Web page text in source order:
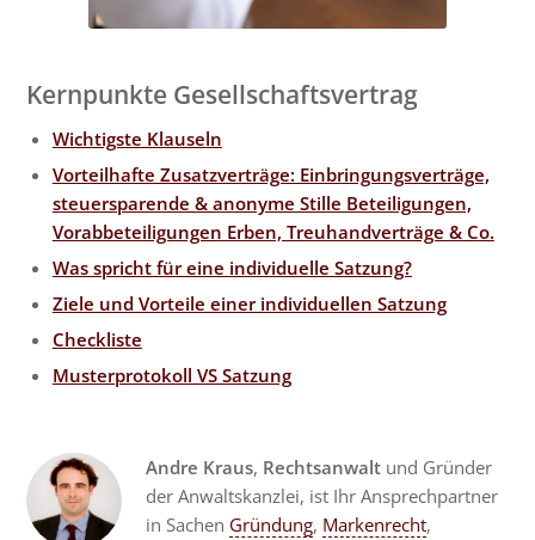
Kernpunkte Gesellschaftsvertrag
Wichtigste Klauseln
Vorteilhafte Zusatzverträge: Einbringungsverträge,
steuersparende & anonyme Stille Beteiligungen,
Vorabbeteiligungen Erben, Treuhandverträge & Co.
Was spricht für eine individuelle Satzung?
Ziele und Vorteile einer individuellen Satzung
Checkliste
Musterprotokoll VS Satzung
Andre Kraus, Rechtsanwalt und Gründer
der Anwaltskanzlei, ist Ihr Ansprechpartner
in Sachen Gründung, Markenrecht,